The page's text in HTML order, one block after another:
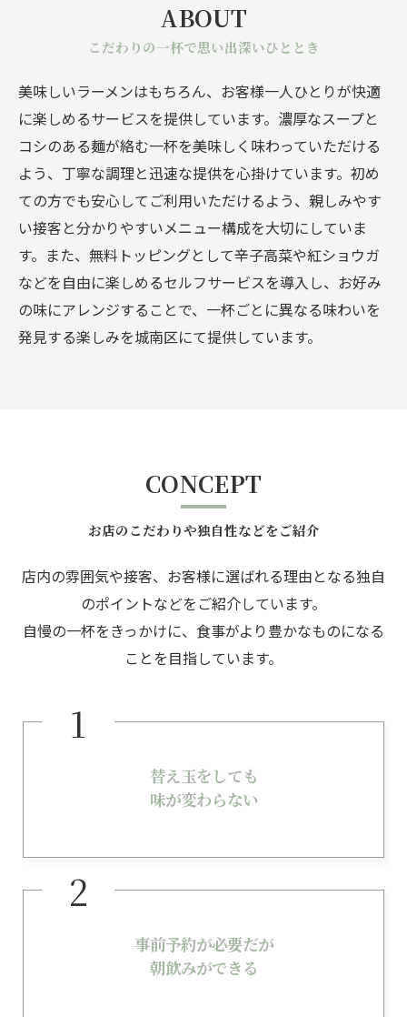
ABOUT
こだわりの一杯で思い出深いひととき
美味しいラーメンはもちろん、お客様一人ひとりが快適
に楽しめるサービスを提供しています。濃厚なスープと
コシのある麺が絡む一杯を美味しく味わっていただける
よう、丁寧な調理と迅速な提供を心掛けています。初め
ての方でも安心してご利用いただけるよう、親しみやす
い接客と分かりやすいメニュー構成を大切にしていま
す。また、無料トッピングとして辛子高菜や紅ショウガ
などを自由に楽しめるセルフサービスを導入し、お好み
の味にアレンジすることで、一杯ごとに異なる味わいを
発見する楽しみを城南区にて提供しています。
CONCEPT
お店のこだわりや独自性などをご紹介
店内の雰囲気や接客、お客様に選ばれる理由となる独自
のポイントなどをご紹介しています。
自慢の一杯をきっかけに、食事がより豊かなものになる
ことを目指しています。
替え玉をしても
味が変わらない
事前予約が必要だが
朝飲みができる